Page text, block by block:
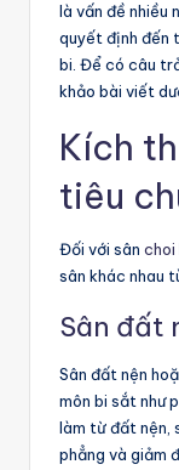
là vấn đề nhiều
quyết định đến
bi. Để có câu
khảo bài viết
Kích
tiêu
Đối với sân choi
sân khác nhau
Sân đất
Sân đất nện
môn bi sắt như
làm từ đất nện,
phẳng và giảm